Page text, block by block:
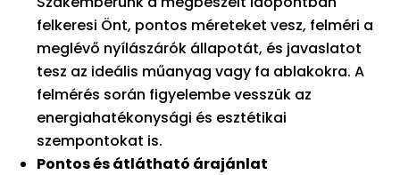
felkeresi Önt, pontos méreteket vesz, felméri a
meglévő nyílászárók állapotát, és javaslatot
tesz az ideális műanyag vagy fa ablakokra. A
felmérés során figyelembe vesszük az
energiahatékonysági és esztétikai
szempontokat is.
Pontos és átlátható árajánlat